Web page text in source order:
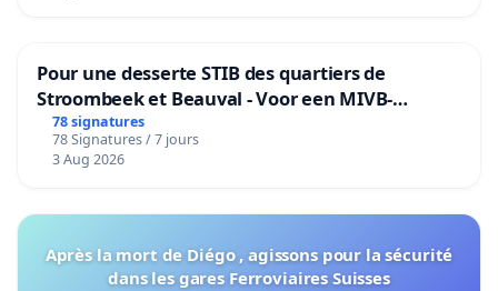
Pour une desserte STIB des quartiers de
Stroombeek et Beauval - Voor een MIVB-
bediening van de wijken Strombeek en Het
Voor
78 signatures
78 Signatures / 7 jours
3 Aug 2026
Après la mort de Diégo , agissons pour la sécurité
dans les gares Ferroviaires Suisses